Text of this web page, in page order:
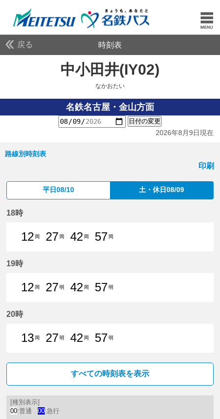
戻る 時刻表
中小田井(IY02)
なかおたい
名鉄名古屋・金山方面
日付の変更
2026年8月9日現在
路線別時刻表
印刷
平日08/10 土・休日08/09
18時
12 岡
27 岡
42 岡
57 岡
19時
12 岡
27明
42 岡
57明
20時
13 岡
27明
42 岡
57明
すべての時刻表を表示
[種別表示]
00:普通 00:急行